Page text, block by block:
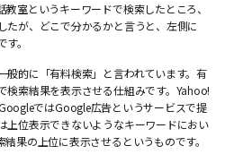
室というキーワードで検索したところ、
たが、どこで分かるかと言うと、左側に
。
般的に「有料検索」と言われています。有
検索結果を表示させる仕組みです。Yahoo!
ではGoogle広告というサービスで提
上位表示できないようなキーワードにおい
果の上位に表示させるというものです。